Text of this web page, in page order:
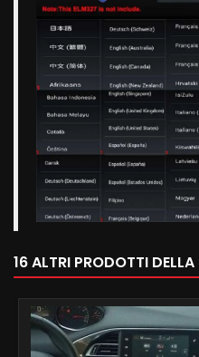
16 ALTRI PRODOTTI